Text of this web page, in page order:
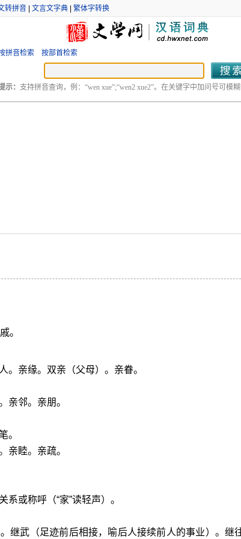
转拼音| 文言文字典| 繁体字转换
拼音检索 按部首检索
示： 支持拼音查询，例：“wen xue”;“wen2 xue2”。在关键字中加问号可模糊
。
亲缘。双亲（父母）。亲眷。
亲邻。亲朋。
。
亲睦。亲疏。
或称呼（“家”读轻声）。
继武（足迹前后相接，喻后人接续前人的事业）。继